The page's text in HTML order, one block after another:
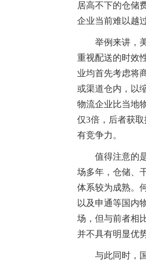
居高不下的仓储
企业当前难以越
举例来讲，
重视配送的时效
业均首先考虑将
或渠道仓内，以
物流企业比当地
仅3倍，后者获
有竞争力。
值得注意的
场多年，仓储、
体系较为成熟。
以及申通等国内
场，但与前者相
并不具有明显优势
与此同时，